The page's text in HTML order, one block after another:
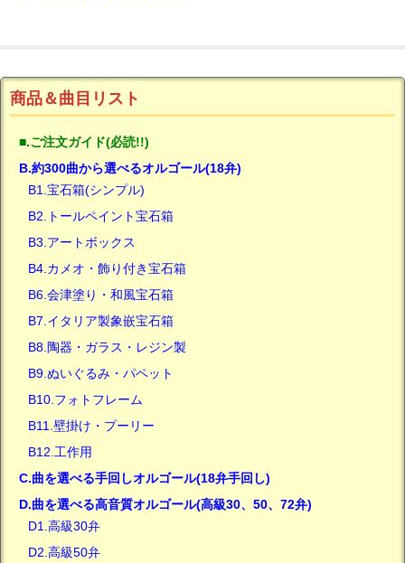
商品＆曲目リスト
■.ご注文ガイド(必読!!)
B.約300曲から選べるオルゴール(18弁)
B1.宝石箱(シンプル)
B2.トールペイント宝石箱
B3.アートボックス
B4.カメオ・飾り付き宝石箱
B6.会津塗り・和風宝石箱
B7.イタリア製象嵌宝石箱
B8.陶器・ガラス・レジン製
B9.ぬいぐるみ・パペット
B10.フォトフレーム
B11.壁掛け・プーリー
B12.工作用
C.曲を選べる手回しオルゴール(18弁手回し)
D.曲を選べる高音質オルゴール(高級30、50、72弁)
D1.高級30弁
D2.高級50弁